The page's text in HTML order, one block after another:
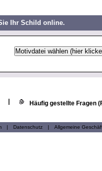
Ihr Schild online.
Häufig gestellte Fragen
| Datenschutz | Allgemeine